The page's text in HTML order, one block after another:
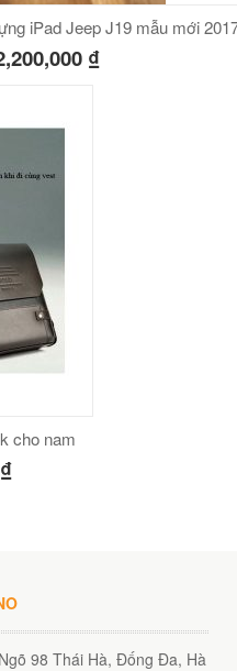
iPad Jeep J19 mẫu mới
₫
cho nam
₫
98 Thái Hà, Đống Đa, Hà